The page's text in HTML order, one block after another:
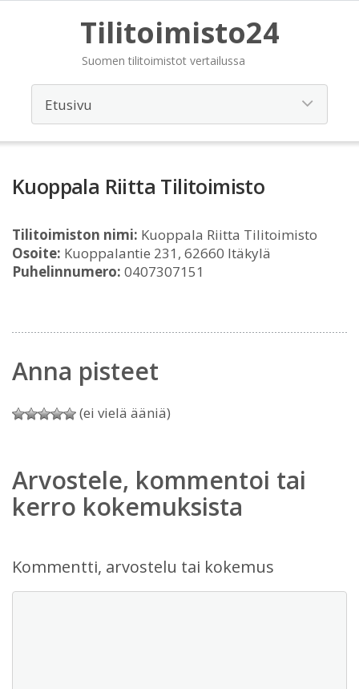
Tilitoimisto24
Suomen tilitoimistot vertailussa
Kuoppala Riitta Tilitoimisto
Tilitoimiston nimi: Kuoppala Riitta Tilitoimisto
Osoite: Kuoppalantie 231, 62660 Itäkylä
Puhelinnumero: 0407307151
Anna pisteet
(ei vielä ääniä)
Arvostele, kommentoi tai
kerro kokemuksista
Kommentti, arvostelu tai kokemus